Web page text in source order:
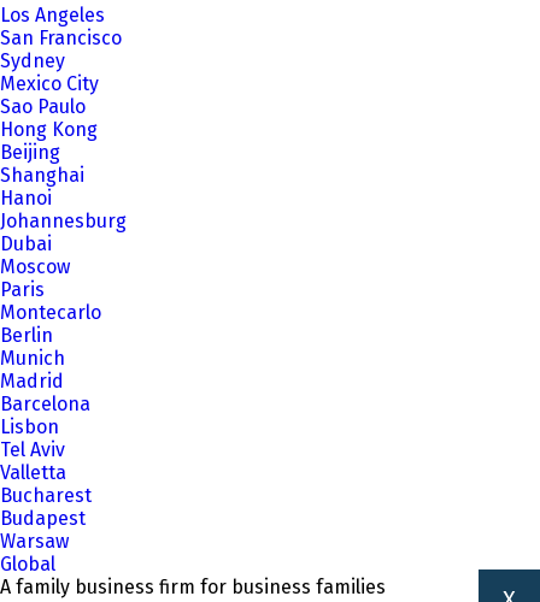
Los Angeles
San Francisco
Sydney
Mexico City
Sao Paulo
Hong Kong
Beijing
Shanghai
Hanoi
Johannesburg
Dubai
Moscow
Paris
Montecarlo
Berlin
Munich
Madrid
Barcelona
Lisbon
Tel Aviv
Valletta
Bucharest
Budapest
Warsaw
Global
A family business firm for business families